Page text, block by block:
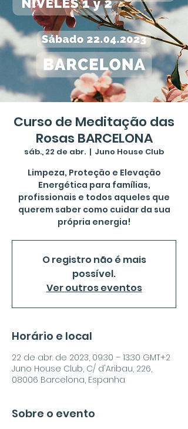
Curso de Meditação das
Rosas BARCELONA
sáb., 22 de abr.
  |
Juno House Club
Limpeza, Proteção e Elevação
Energética para famílias,
profissionais e todos aqueles que
querem saber como cuidar da sua
própria energia!
O registro não é mais
possível.
Ver outros eventos
Horário e local
22 de abr. de 2023, 09:30 – 13:30 GMT+2
Juno House Club, C/ d'Aribau, 226,
08006 Barcelona, Espanha
Sobre o evento